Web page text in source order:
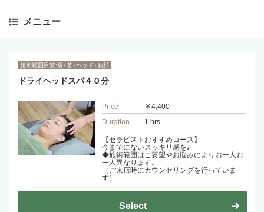
メニュー
施術範囲目安:肩+首+ヘッド+お顔
ドライヘッドスパ４０分
Price
￥4,400
Duration
1 hrs
【セラピストおすすめコース】
今までにないスッキリ感を♪
◆施術範囲はご要望やお悩みによりお一人お
一人異なります。
（ご来店時にカウンセリングを行っていま
す）
Select